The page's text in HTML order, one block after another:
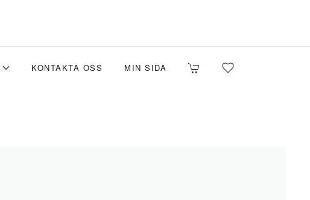
KONTAKTA OSS MIN SIDA